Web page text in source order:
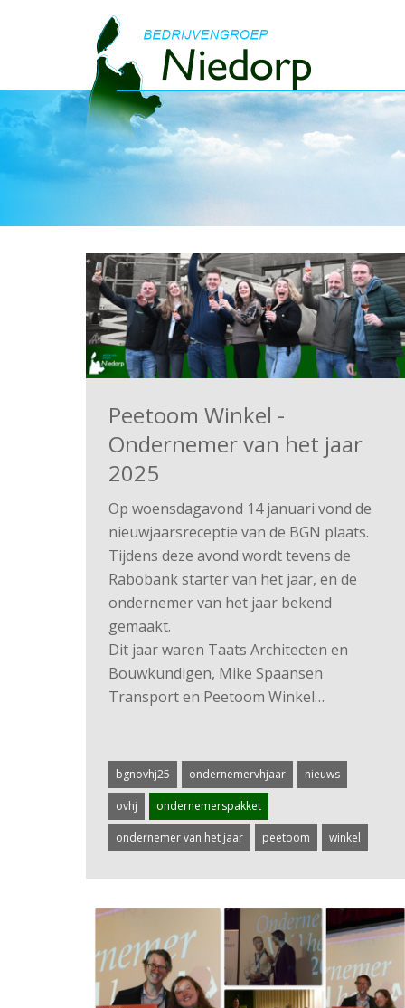
Peetoom Winkel -
Ondernemer van het jaar
2025
Op woensdagavond 14 januari vond de
nieuwjaarsreceptie van de BGN plaats.
Tijdens deze avond wordt tevens de
Rabobank starter van het jaar, en de
ondernemer van het jaar bekend
gemaakt.
Dit jaar waren Taats Architecten en
Bouwkundigen, Mike Spaansen
Transport en Peetoom Winkel…
bgnovhj25 ondernemervhjaar nieuws
ovhj ondernemerspakket
ondernemer van het jaar peetoom winkel